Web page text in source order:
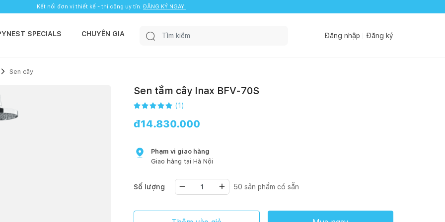
Kết nối đơn vị thiết kế - thi công uy tín. ĐĂNG KÝ NGAY!
SPECIALS CHUYÊN GIA Đăng nhập Đăng ký
Sen cây
Sen tắm cây Inax BFV-70S
(1 )
đ14.830.000
Phạm vi giao hàng
Giao hàng tại Hà Nội
Số lượng 50 sản phẩm có sẵn